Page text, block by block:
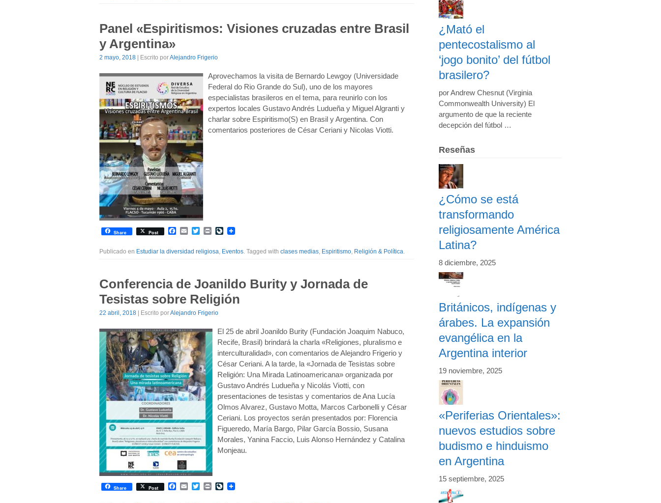
Panel «Espiritismos: Visiones cruzadas entre Brasil
y Argentina»
2 mayo, 2018 | Escrito porAlejandro Frigerio
Aprovechamos la visita de Bernardo Lewgoy (Universidade
Federal do Rio Grande do Sul), uno de los mayores
especialistas brasileros en el tema, para reunirlo con los
expertos locales Gustavo Andrés Ludueña y Miguel Algranti y
charlar sobre Espiritismo(S) en Brasil y Argentina. Con
comentarios posteriores de César Ceriani y Nicolas Viotti.
Share Post Facebook
EmailTwitterPrintLiveJournal
Publicado en Estudiar la diversidad religiosa, Eventos. Tagged with clases medias, Espiritismo, Religión & Política.
Conferencia de Joanildo Burity y Jornada de
Tesistas sobre Religión
22 abril, 2018 | Escrito porAlejandro Frigerio
El 25 de abril Joanildo Burity (Fundación Joaquim Nabuco,
Recife, Brasil) brindará la charla «Religiones, pluralismo e
interculturalidad», con comentarios de Alejandro Frigerio y
César Ceriani. A la tarde, la «Jornada de Tesistas sobre
Religión: Una Mirada Latinoamericana» organizada por
Gustavo Andrés Ludueña y Nicolás Viotti, con
presentaciones de tesistas y comentarios de Ana Lucía
Olmos Alvarez, Gustavo Motta, Marcos Carbonelli y César
Ceriani. Los proyectos serán presentados por: Florencia
Figueredo, María Bargo, Pilar García Bossio, Susana
Morales, Yanina Faccio, Luis Alonso Hernández y Catalina
Monjeau.
Share Post Facebook
EmailTwitterPrintLiveJournal
¿Mató el
pentecostalismo al
‘jogo bonito’ del fútbol
brasilero?
por Andrew Chesnut (Virginia
Commonwealth University) El
argumento de que la reciente
decepción del fútbol …
Reseñas
¿Cómo se está
transformando
religiosamente América
Latina?
8 diciembre, 2025
Británicos, indígenas y
árabes. La expansión
evangélica en la
Argentina interior
19 noviembre, 2025
«Periferias Orientales»:
nuevos estudios sobre
budismo e hinduismo
en Argentina
15 septiembre, 2025